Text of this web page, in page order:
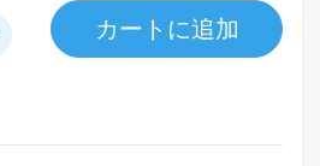
カートに追加